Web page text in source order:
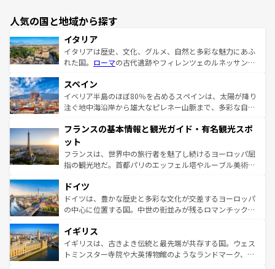
人気の国と地域から探す
イタリア
イタリアは歴史、文化、グルメ、自然と多彩な魅力にあふ
れた国。 ローマの古代遺跡やフィレンツェのルネッサンス
ろん、トスカーナの美しい田園風景やアマルフィ海岸の絶
景など、自然景観も見逃せない。観光の合間には、本場の
ピザやパスタなど、絶品のイタリア料理を堪能することも
ませてくれるイタリアで、忘れられない旅をしてみよう！
なお、新着のイタリア情報は
しい。
スペイン
イベリア半島のほぼ80％を占めるスペインは、太陽が降り
注ぐ地中海沿岸から雄大なピレネー山脈まで、多彩な自然
文化が根付くこの国では、情熱的なフラメンコ、熱気あふ
れる闘牛、そして美味しいタパスが生活の一部となってい
る。首都マドリードの洗練された雰囲気や、バルセロナの
アートに溢れた街角から、地方では古代ローマ遺跡や中世
せる。地方によって風土や気候が異なるスペインはその個
性で訪れる人を魅了する。 なお、新着のスペイン情報は コ
ンテンツ一覧を参照してほしい。
フランスの基本情報と観光ガイド・有名観光スポ
ット
フランスは、世界中の旅行者を魅了し続けるヨーロッパ屈
指の観光地だ。首都パリのエッフェル塔やルーブル美術館
で、幅広い魅力が詰まっている。華麗な宮殿、歴史的な大
聖堂、美しいビーチ、そして豊かな自然が、訪れる者を心
から魅了する。また、フランスは美食の国としても知ら
いる。シャンパンの発祥地であるランス、プロヴァンスの
香り高いラベンダー畑など、多彩な楽しみ方が可能だ。さ
らに、パリ以外の地域にも魅力が溢れており、どの街角に
ドイツ
ドイツは、豊かな歴史と多彩な文化が交差するヨーロッパ
の中心に位置する国。中世の街並みが残るロマンチック街
顔を持つこの国は、どこを歩いても飽きることがない。ベ
ルリンの文化的活気、バイエルン州のアルプスの絶景、そ
してライン川沿いのワイン畑といった風景は必見。ビール
イギリス
イギリスは、古きよき伝統と最先端が共存する国。ウェス
トミンスター寺院や大英博物館のようなランドマーク、歴